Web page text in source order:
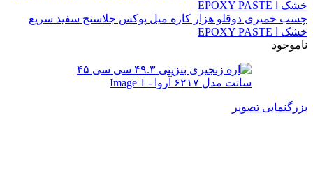
چسب خمیری دوقلو هزار کاره میل پوکس جلاسنج سفید سریع
خشک ا EPOXY PASTE
ناموجود
بزرگنمایی تصویر